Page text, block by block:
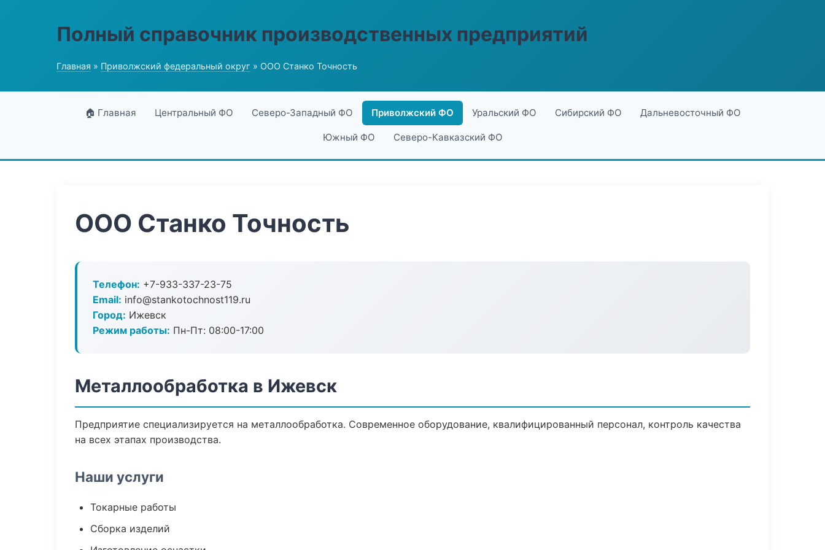
Полный справочник производственных предприятий
Главная » Приволжский федеральный округ » ООО Станко Точность
🏠 Главная Центральный ФО Северо-Западный ФО Приволжский ФО Уральский ФО Сибирский ФО Дальневосточный ФО
Южный ФО Северо-Кавказский ФО
ООО Станко Точность
Телефон: +7-933-337-23-75
Email: info@stankotochnost119.ru
Город: Ижевск
Режим работы: Пн-Пт: 08:00-17:00
Металлообработка в Ижевск
Предприятие специализируется на металлообработка. Современное оборудование, квалифицированный персонал, контроль качества
на всех этапах производства.
Наши услуги
Токарные работы
Сборка изделий